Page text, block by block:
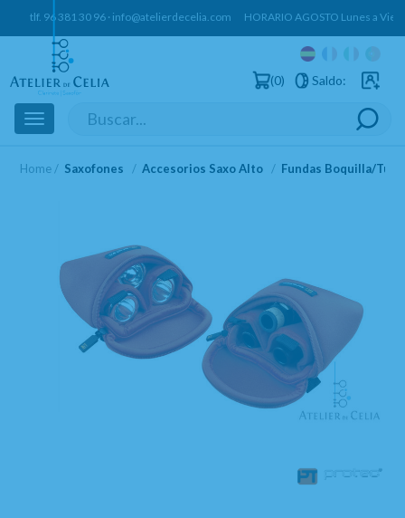
tlf. 96 381 30 96 · info@atelierdecelia.com HORARIO AGOSTO Lunes a
0 Saldo:
Toggle
navigation
Home Saxofones Accesorios Saxo Alto Fundas Boquilla/